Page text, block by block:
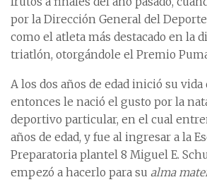
por la Dirección General del
como el atleta más destacado en la
triatlón, otorgándole el Premio
A los dos años de edad inició su vida
entonces le nació el gusto por la
deportivo particular, en el cual
años de edad, y fue al ingresar a la
Preparatoria plantel 8 Miguel E.
empezó a hacerlo para su alma